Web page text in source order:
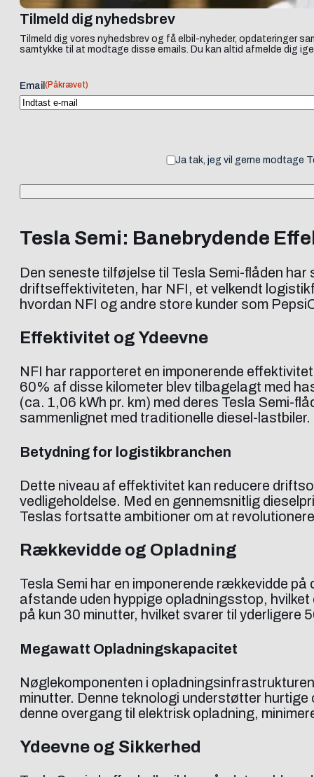
Tilmeld dig nyhedsbrev
Tilmeld dig vores nyhedsbrev og få elbil-nyheder, opdateringer
samtykke til at modtage disse emails. Du kan altid afmelde dig
Email (Påkrævet)
Ja tak, jeg vil gerne modtage
Tesla Semi: Banebrydende
Den seneste tilføjelse til Tesla Semi-flåden
driftseffektiviteten, har NFI, et velkendt
hvordan NFI og andre store kunder som
Effektivitet og Ydeevne
NFI har rapporteret en imponerende
60% af disse kilometer blev tilbagelagt med
(ca. 1,06 kWh pr. km) med deres Tesla Semi-
sammenlignet med traditionelle diesel-lastbiler.
Betydning for logistikbranchen
Dette niveau af effektivitet kan reducere
vedligeholdelse. Med en gennemsnitlig
Teslas fortsatte ambitioner om at
Rækkevidde og Opladning
Tesla Semi har en imponerende rækkevidde
afstande uden hyppige opladningsstop,
på kun 30 minutter, hvilket svarer til
Megawatt Opladningskapacitet
Nøglekomponenten i
minutter. Denne teknologi understøtter
denne overgang til elektrisk opladning,
Ydeevne og Sikkerhed